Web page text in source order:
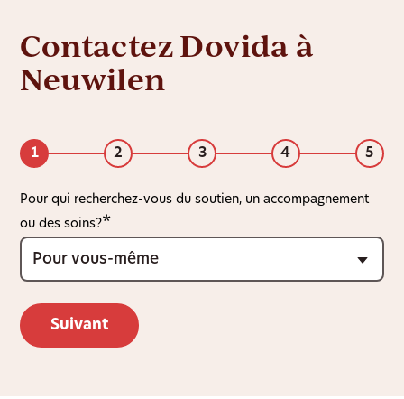
Contactez Dovida à
Neuwilen
1 2 3 4 5
Pour qui recherchez-vous du soutien, un accompagnement
ou des soins?